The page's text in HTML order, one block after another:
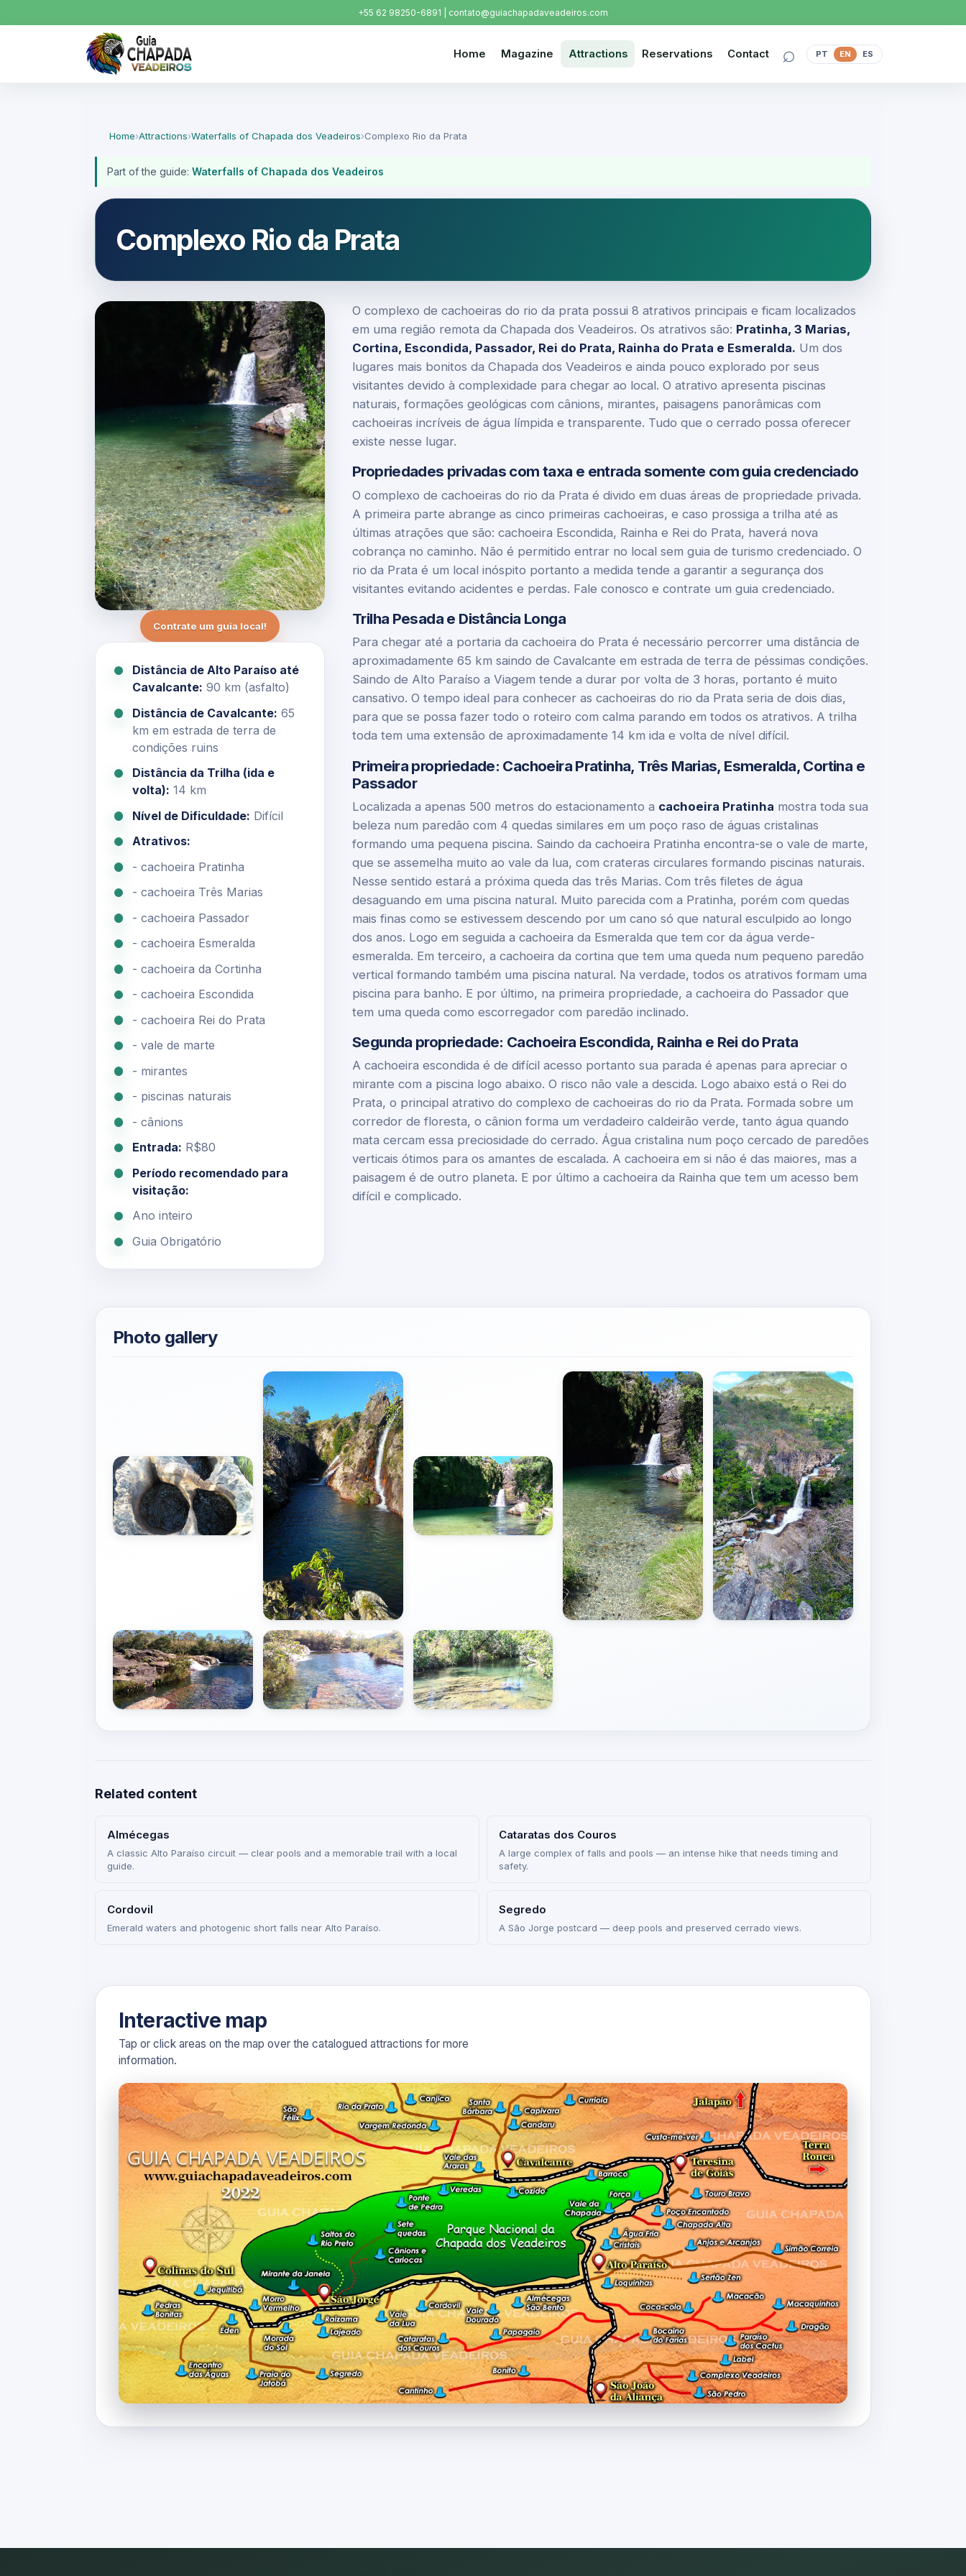
+55 62 98250-6891 | contato@guiachapadaveadeiros.com
Home Magazine Attractions Reservations Contact ⌕ PT EN ES
Home›Attractions›Waterfalls of Chapada dos Veadeiros›Complexo Rio da Prata
Part of the guide: Waterfalls of Chapada dos Veadeiros
Complexo Rio da Prata
Contrate um guia local!
Distância de Alto Paraíso até
Cavalcante: 90 km (asfalto)
Distância de Cavalcante: 65
km em estrada de terra de
condições ruins
Distância da Trilha (ida e
volta): 14 km
Nível de Dificuldade: Difícil
Atrativos:
- cachoeira Pratinha
- cachoeira Três Marias
- cachoeira Passador
- cachoeira Esmeralda
- cachoeira da Cortinha
- cachoeira Escondida
- cachoeira Rei do Prata
- vale de marte
- mirantes
- piscinas naturais
- cânions
Entrada: R$80
Período recomendado para
visitação:
Ano inteiro
Guia Obrigatório
O complexo de cachoeiras do rio da prata possui 8 atrativos principais e ficam localizados
em uma região remota da Chapada dos Veadeiros. Os atrativos são: Pratinha, 3 Marias,
Cortina, Escondida, Passador, Rei do Prata, Rainha do Prata e Esmeralda. Um dos
lugares mais bonitos da Chapada dos Veadeiros e ainda pouco explorado por seus
visitantes devido à complexidade para chegar ao local. O atrativo apresenta piscinas
naturais, formações geológicas com cânions, mirantes, paisagens panorâmicas com
cachoeiras incríveis de água límpida e transparente. Tudo que o cerrado possa oferecer
existe nesse lugar.
Propriedades privadas com taxa e entrada somente com guia credenciado
O complexo de cachoeiras do rio da Prata é divido em duas áreas de propriedade privada.
A primeira parte abrange as cinco primeiras cachoeiras, e caso prossiga a trilha até as
últimas atrações que são: cachoeira Escondida, Rainha e Rei do Prata, haverá nova
cobrança no caminho. Não é permitido entrar no local sem guia de turismo credenciado. O
rio da Prata é um local inóspito portanto a medida tende a garantir a segurança dos
visitantes evitando acidentes e perdas. Fale conosco e contrate um guia credenciado.
Trilha Pesada e Distância Longa
Para chegar até a portaria da cachoeira do Prata é necessário percorrer uma distância de
aproximadamente 65 km saindo de Cavalcante em estrada de terra de péssimas condições.
Saindo de Alto Paraíso a Viagem tende a durar por volta de 3 horas, portanto é muito
cansativo. O tempo ideal para conhecer as cachoeiras do rio da Prata seria de dois dias,
para que se possa fazer todo o roteiro com calma parando em todos os atrativos. A trilha
toda tem uma extensão de aproximadamente 14 km ida e volta de nível difícil.
Primeira propriedade: Cachoeira Pratinha, Três Marias, Esmeralda, Cortina e
Passador
Localizada a apenas 500 metros do estacionamento a cachoeira Pratinha mostra toda sua
beleza num paredão com 4 quedas similares em um poço raso de águas cristalinas
formando uma pequena piscina. Saindo da cachoeira Pratinha encontra-se o vale de marte,
que se assemelha muito ao vale da lua, com crateras circulares formando piscinas naturais.
Nesse sentido estará a próxima queda das três Marias. Com três filetes de água
desaguando em uma piscina natural. Muito parecida com a Pratinha, porém com quedas
mais finas como se estivessem descendo por um cano só que natural esculpido ao longo
dos anos. Logo em seguida a cachoeira da Esmeralda que tem cor da água verde-
esmeralda. Em terceiro, a cachoeira da cortina que tem uma queda num pequeno paredão
vertical formando também uma piscina natural. Na verdade, todos os atrativos formam uma
piscina para banho. E por último, na primeira propriedade, a cachoeira do Passador que
tem uma queda como escorregador com paredão inclinado.
Segunda propriedade: Cachoeira Escondida, Rainha e Rei do Prata
A cachoeira escondida é de difícil acesso portanto sua parada é apenas para apreciar o
mirante com a piscina logo abaixo. O risco não vale a descida. Logo abaixo está o Rei do
Prata, o principal atrativo do complexo de cachoeiras do rio da Prata. Formada sobre um
corredor de floresta, o cânion forma um verdadeiro caldeirão verde, tanto água quando
mata cercam essa preciosidade do cerrado. Água cristalina num poço cercado de paredões
verticais ótimos para os amantes de escalada. A cachoeira em si não é das maiores, mas a
paisagem é de outro planeta. E por último a cachoeira da Rainha que tem um acesso bem
difícil e complicado.
Photo gallery
Related content
Almécegas
A classic Alto Paraíso circuit — clear pools and a memorable trail with a local
guide.
Cataratas dos Couros
A large complex of falls and pools — an intense hike that needs timing and
safety.
Cordovil
Emerald waters and photogenic short falls near Alto Paraíso.
Segredo
A São Jorge postcard — deep pools and preserved cerrado views.
Interactive map
Tap or click areas on the map over the catalogued attractions for more
information.